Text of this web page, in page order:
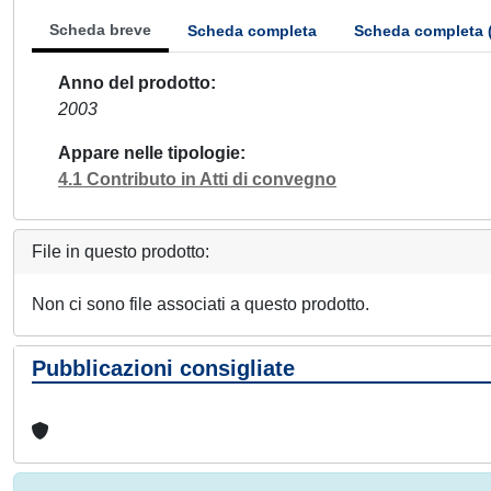
Scheda breve Scheda completa Scheda completa
Anno del prodotto
2003
Appare nelle tipologie
4.1 Contributo in Atti di convegno
File in questo prodotto:
Non ci sono file associati a questo prodotto.
Pubblicazioni consigliate